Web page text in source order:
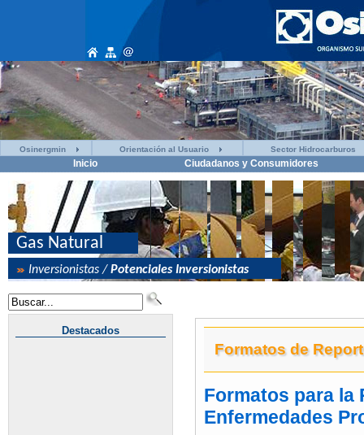
Osinergmin Orientación al Usuario Sector Hidrocarburos
Inicio Ciudadanos y Consumidores